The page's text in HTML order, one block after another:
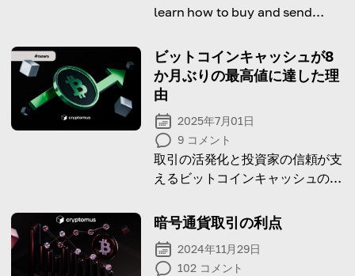
learn how to buy and send
Perfect Money service.
ビットコインキャッシュが8
か月ぶりの最高値に達した理
由
2025年7月01日
9 コメント
取引の活発化と投資家の信頼が支
えるビットコインキャッシュの8
ましょう。
暗号通貨取引の利点
2024年11月29日
102 コメント